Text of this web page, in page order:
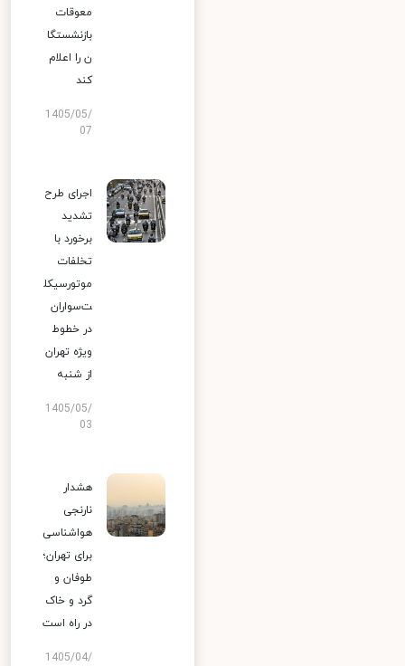
معوقات
بازنشستگا
ن را اعلام
کند
1405/05/
07
اجرای طرح
تشدید
برخورد با
تخلفات
موتورسیکل
ت‌سواران
در خطوط
ویژه تهران
از شنبه
1405/05/
03
هشدار
نارنجی
هواشناسی
برای تهران؛
طوفان و
گرد و خاک
در راه است
1405/04/